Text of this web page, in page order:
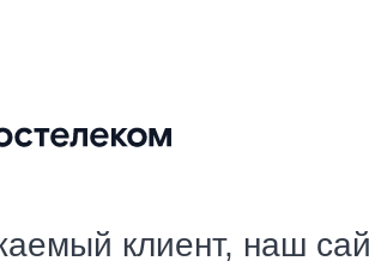
клиент, наш